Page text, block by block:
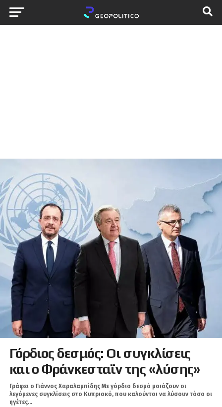
Γόρδιος δεσμός: Οι συγκλίσεις
και ο Φράνκεσταϊν της «λύσης»
Γράφει ο Γιάννος Χαραλαμπίδης Με γόρδιο δεσμό μοιάζουν οι
λεγόμενες συγκλίσεις στο Κυπριακό, που καλούνται να λύσουν τόσο οι
ηγέτες...